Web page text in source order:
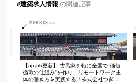
#建築求人情報 の関連記事
2026.8.03 MON
【ap job更新】 古民家を軸に全国で“価値
循環の仕組み”を作り、リモートワーク主
体の働き方を実践する「株式会社つぎ